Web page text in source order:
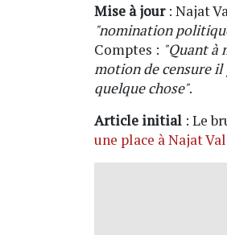
Mise à jour: Najat
"nomination
Comptes : "Quant à
motion de censure il
quelque chose".
Article initial : Le
une place à Najat